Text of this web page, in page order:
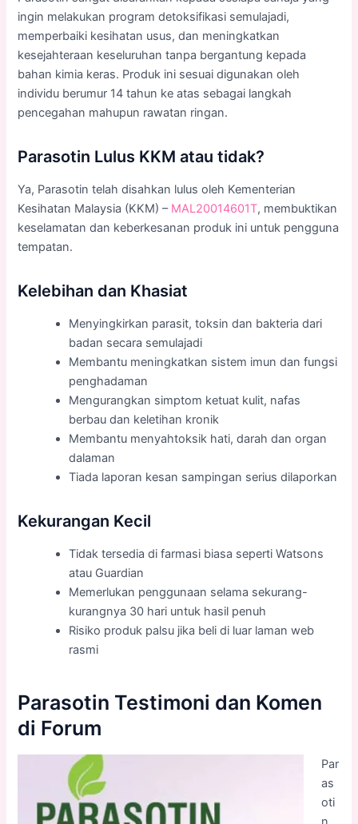
ingin melakukan program detoksifikasi semulajadi,
memperbaiki kesihatan usus, dan meningkatkan
kesejahteraan keseluruhan tanpa bergantung kepada
bahan kimia keras. Produk ini sesuai digunakan oleh
individu berumur 14 tahun ke atas sebagai langkah
pencegahan mahupun rawatan ringan.
Parasotin Lulus KKM atau tidak?
Ya, Parasotin telah disahkan lulus oleh Kementerian
Kesihatan Malaysia (KKM) – MAL20014601T, membuktikan
keselamatan dan keberkesanan produk ini untuk pengguna
tempatan.
Kelebihan dan Khasiat
Menyingkirkan parasit, toksin dan bakteria dari
badan secara semulajadi
Membantu meningkatkan sistem imun dan fungsi
penghadaman
Mengurangkan simptom ketuat kulit, nafas
berbau dan keletihan kronik
Membantu menyahtoksik hati, darah dan organ
dalaman
Tiada laporan kesan sampingan serius dilaporkan
Kekurangan Kecil
Tidak tersedia di farmasi biasa seperti Watsons
atau Guardian
Memerlukan penggunaan selama sekurang-
kurangnya 30 hari untuk hasil penuh
Risiko produk palsu jika beli di luar laman web
rasmi
Parasotin Testimoni dan Komen
di Forum
Par
as
oti